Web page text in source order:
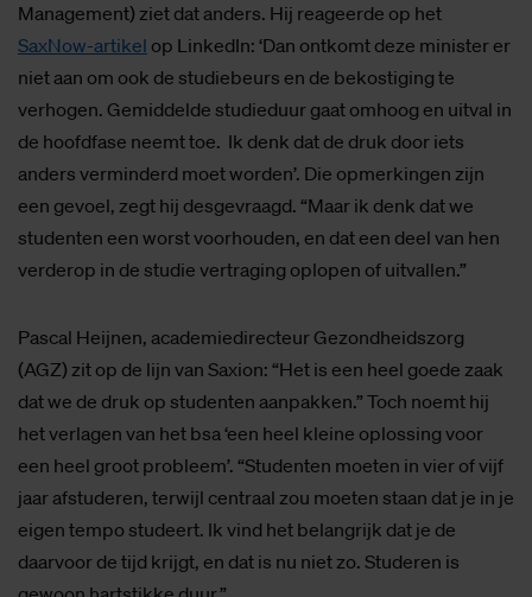
Management) ziet dat anders. Hij reageerde op het
SaxNow-artikel op LinkedIn: ‘Dan ontkomt deze minister er
niet aan om ook de studiebeurs en de bekostiging te
verhogen. Gemiddelde studieduur gaat omhoog en uitval in
de hoofdfase neemt toe. Ik denk dat de druk door iets
anders verminderd moet worden’. Die opmerkingen zijn
een gevoel, zegt hij desgevraagd. “Maar ik denk dat we
studenten een worst voorhouden, en dat een deel van hen
verderop in de studie vertraging oplopen of uitvallen.”
Pascal Heijnen, academiedirecteur Gezondheidszorg
(AGZ) zit op de lijn van Saxion: “Het is een heel goede zaak
dat we de druk op studenten aanpakken.” Toch noemt hij
het verlagen van het bsa ‘een heel kleine oplossing voor
een heel groot probleem’. “Studenten moeten in vier of vijf
jaar afstuderen, terwijl centraal zou moeten staan dat je in je
eigen tempo studeert. Ik vind het belangrijk dat je de
daarvoor de tijd krijgt, en dat is nu niet zo. Studeren is